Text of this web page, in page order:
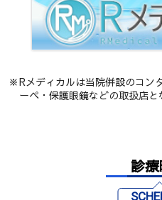
Rメディカルは当院併設のコン
ーペ・保護眼鏡などの取扱店と
診